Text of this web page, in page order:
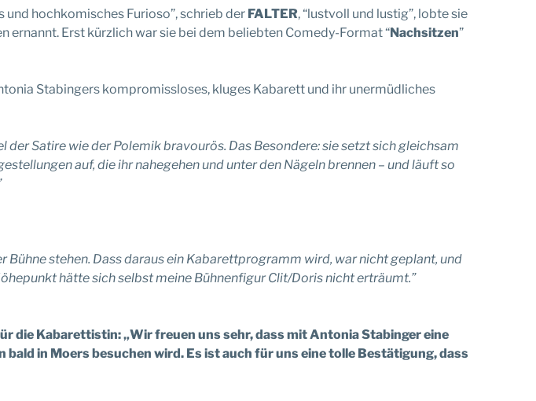
und hochkomisches Furioso”, schrieb der FALTER, “lustvoll und lustig”, lobte sie
ernannt. Erst kürzlich war sie bei dem beliebten Comedy-Format “Nachsitzen”
Stabingers kompromissloses, kluges Kabarett und ihr unermüdliches
Satire wie der Polemik bravourös. Das Besondere: sie setzt sich gleichsam
auf, die ihr nahegehen und unter den Nägeln brennen – und läuft so
stehen. Dass daraus ein Kabarettprogramm wird, war nicht geplant, und
hätte sich selbst meine Bühnenfigur Clit/Doris nicht erträumt.”
die Kabarettistin: „Wir freuen uns sehr, dass mit Antonia Stabinger eine
in Moers besuchen wird. Es ist auch für uns eine tolle Bestätigung, dass